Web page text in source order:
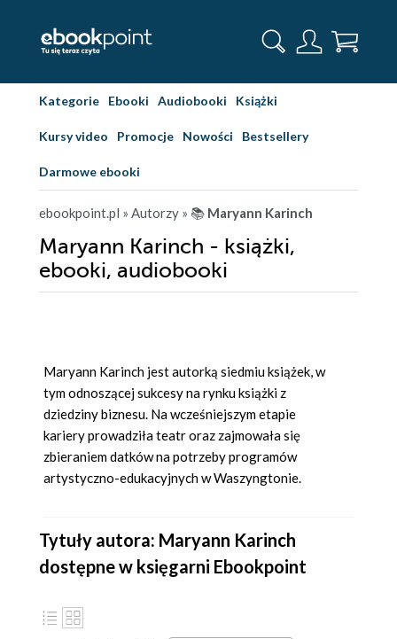
Kategorie Ebooki Audiobooki Książki
Kursy video Promocje Nowości Bestsellery
Darmowe ebooki
ebookpoint.pl » Autorzy » 📚 Maryann Karinch
Maryann Karinch - książki,
ebooki, audiobooki
Maryann Karinch jest autorką siedmiu książek, w
tym odnoszącej sukcesy na rynku książki z
dziedziny biznesu. Na wcześniejszym etapie
kariery prowadziła teatr oraz zajmowała się
zbieraniem datków na potrzeby programów
artystyczno-edukacyjnych w Waszyngtonie.
Tytuły autora: Maryann Karinch
dostępne w księgarni Ebookpoint